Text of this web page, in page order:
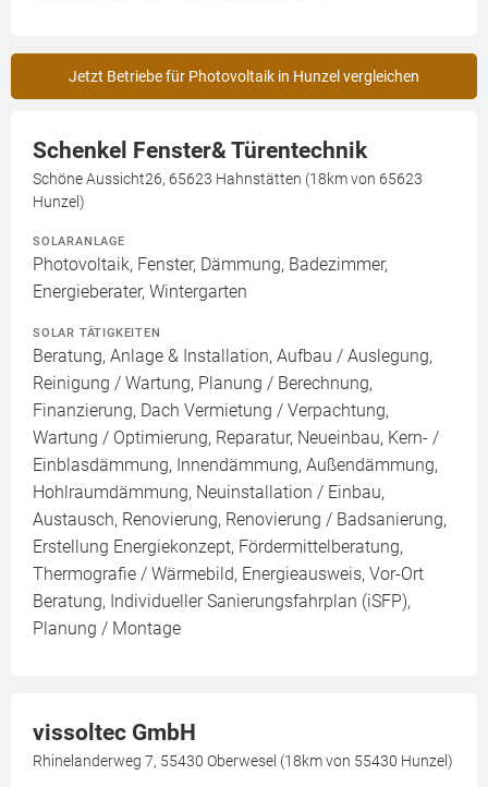
Jetzt Betriebe für Photovoltaik in Hunzel vergleichen
Schenkel Fenster& Türentechnik
Schöne Aussicht26, 65623 Hahnstätten (18km von 65623
Hunzel)
SOLARANLAGE
Photovoltaik, Fenster, Dämmung, Badezimmer,
Energieberater, Wintergarten
SOLAR TÄTIGKEITEN
Beratung, Anlage & Installation, Aufbau / Auslegung,
Reinigung / Wartung, Planung / Berechnung,
Finanzierung, Dach Vermietung / Verpachtung,
Wartung / Optimierung, Reparatur, Neueinbau, Kern- /
Einblasdämmung, Innendämmung, Außendämmung,
Hohlraumdämmung, Neuinstallation / Einbau,
Austausch, Renovierung, Renovierung / Badsanierung,
Erstellung Energiekonzept, Fördermittelberatung,
Thermografie / Wärmebild, Energieausweis, Vor-Ort
Beratung, Individueller Sanierungsfahrplan (iSFP),
Planung / Montage
vissoltec GmbH
Rhinelanderweg 7, 55430 Oberwesel (18km von 55430 Hunzel)